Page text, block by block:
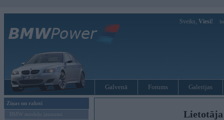
Sveiks, Viesi!
Galvenā Forums Galerijas
Ziņas un raksti
BMW modeļu jaunumi